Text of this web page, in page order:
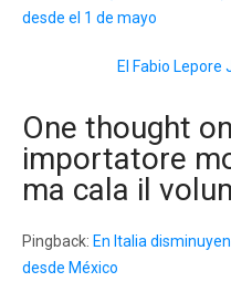
desde el 1 de mayo
El Fabio Lepore
One thought
importatore
ma cala il
Pingback: En Italia
desde México